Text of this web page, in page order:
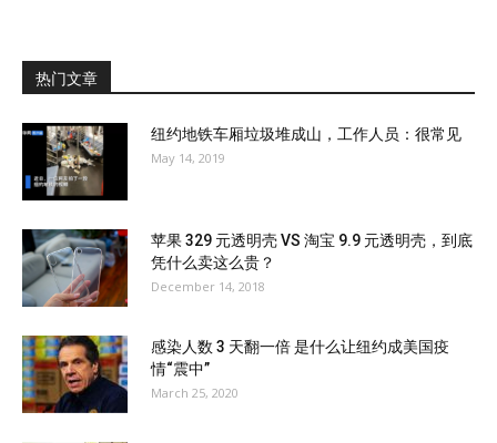
热门文章
纽约地铁车厢垃圾堆成山，工作人员：很常见
May 14, 2019
苹果 329 元透明壳 VS 淘宝 9.9 元透明壳，到底
凭什么卖这么贵？
December 14, 2018
感染人数 3 天翻一倍 是什么让纽约成美国疫
情“震中”
March 25, 2020